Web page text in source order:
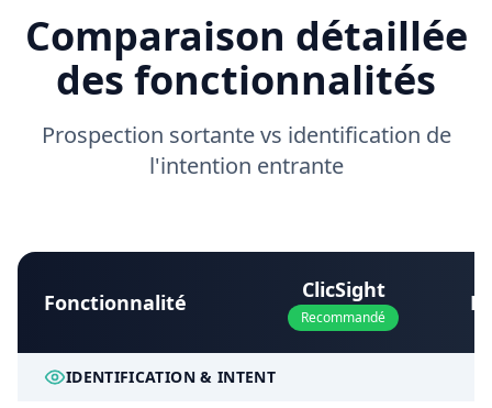
Comparaison détaillée
des fonctionnalités
Prospection sortante vs identification de
l'intention entrante
Fonctionnalité ClicSight
Recommandé
IDENTIFICATION & INTENT